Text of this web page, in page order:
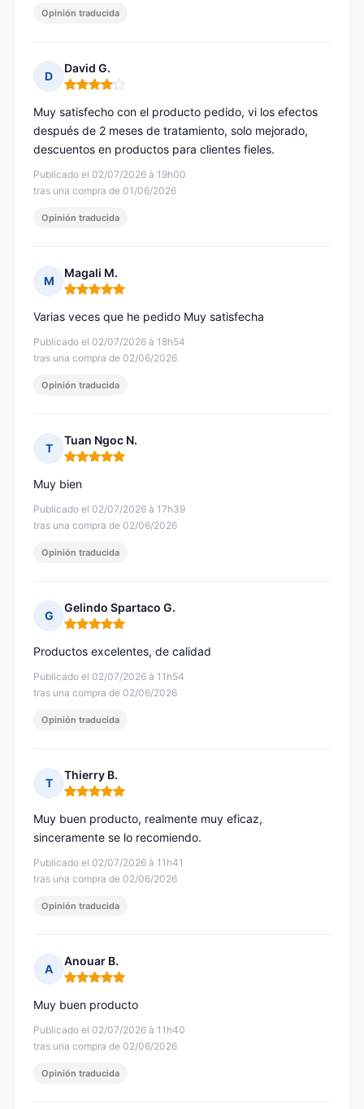
Opinión traducida
D
David G.
Nota: 4 de 5
Publicado el 02/07/2026 à 19h00
tras una compra de 01/06/2026
Muy satisfecho con el producto pedido, vi los efectos
después de 2 meses de tratamiento, solo mejorado,
descuentos en productos para clientes fieles.
Opinión traducida
M
Magali M.
Nota: 5 de 5
Publicado el 02/07/2026 à 18h54
tras una compra de 02/06/2026
Varias veces que he pedido Muy satisfecha
Opinión traducida
T
Tuan Ngoc N.
Nota: 5 de 5
Publicado el 02/07/2026 à 17h39
tras una compra de 02/06/2026
Muy bien
Opinión traducida
G
Gelindo Spartaco G.
Nota: 5 de 5
Publicado el 02/07/2026 à 11h54
tras una compra de 02/06/2026
Productos excelentes, de calidad
Opinión traducida
T
Thierry B.
Nota: 5 de 5
Publicado el 02/07/2026 à 11h41
tras una compra de 02/06/2026
Muy buen producto, realmente muy eficaz,
sinceramente se lo recomiendo.
Opinión traducida
A
Anouar B.
Nota: 5 de 5
Publicado el 02/07/2026 à 11h40
tras una compra de 02/06/2026
Muy buen producto
Opinión traducida